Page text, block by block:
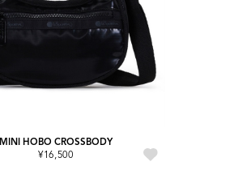
MINI HOBO CROSSBODY
¥16,500